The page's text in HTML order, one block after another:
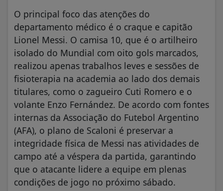
O principal foco das atenções do
departamento médico é o craque e capitão
Lionel Messi. O camisa 10, que é o artilheiro
isolado do Mundial com oito gols marcados,
realizou apenas trabalhos leves e sessões de
fisioterapia na academia ao lado dos demais
titulares, como o zagueiro Cuti Romero e o
volante Enzo Fernández. De acordo com fontes
internas da Associação do Futebol Argentino
(AFA), o plano de Scaloni é preservar a
integridade física de Messi nas atividades de
campo até a véspera da partida, garantindo
que o atacante lidere a equipe em plenas
condições de jogo no próximo sábado.